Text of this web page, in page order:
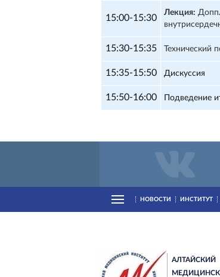
15:00-15:30
Лекция:
15:30-15:35 Технический
15:35-15:50 Дискуссия
15:50-16:00 Подведение
НОВОСТИ ИНСТИТУТ
АЛТАЙСКИЙ